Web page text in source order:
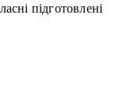
підготовлені